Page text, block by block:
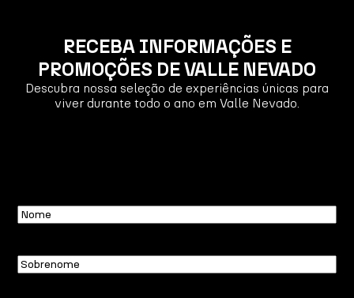
RECEBA INFORMAÇÕES E
PROMOÇÕES DE VALLE NEVADO
Descubra nossa seleção de experiências únicas para
viver durante todo o ano em Valle Nevado.
Nome
Sobrenome